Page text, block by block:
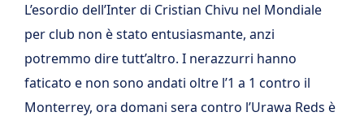
L’esordio dell’Inter di Cristian Chivu nel Mondiale
per club non è stato entusiasmante, anzi
potremmo dire tutt’altro. I nerazzurri hanno
faticato e non sono andati oltre l’1 a 1 contro il
Monterrey, ora domani sera contro l’Urawa Reds è